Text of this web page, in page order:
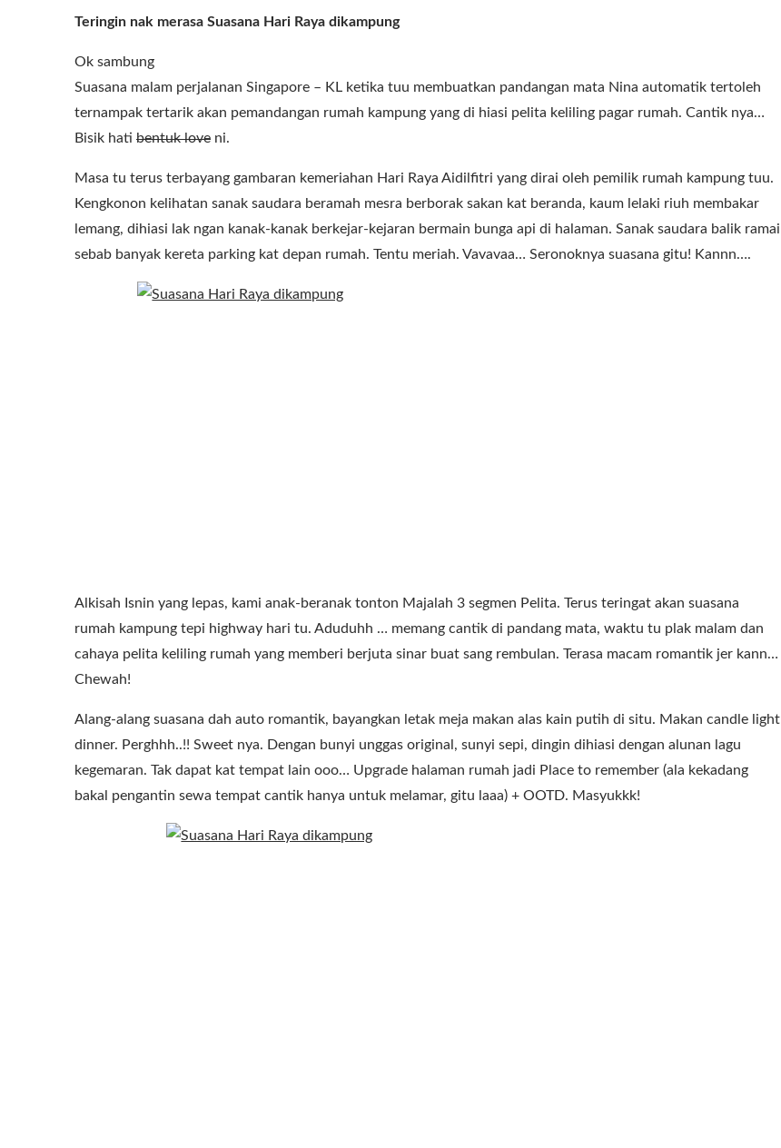
Teringin nak merasa Suasana Hari Raya dikampung
Ok sambung
Suasana malam perjalanan Singapore – KL ketika tuu membuatkan pandangan mata Nina automatik tertoleh
ternampak tertarik akan pemandangan rumah kampung yang di hiasi pelita keliling pagar rumah. Cantik nya…
Bisik hati bentuk love ni.
Masa tu terus terbayang gambaran kemeriahan Hari Raya Aidilfitri yang dirai oleh pemilik rumah kampung tuu.
Kengkonon kelihatan sanak saudara beramah mesra berborak sakan kat beranda, kaum lelaki riuh membakar
lemang, dihiasi lak ngan kanak-kanak berkejar-kejaran bermain bunga api di halaman. Sanak saudara balik ramai
sebab banyak kereta parking kat depan rumah. Tentu meriah. Vavavaa… Seronoknya suasana gitu! Kannn….
Alkisah Isnin yang lepas, kami anak-beranak tonton Majalah 3 segmen Pelita. Terus teringat akan suasana
rumah kampung tepi highway hari tu. Aduduhh … memang cantik di pandang mata, waktu tu plak malam dan
cahaya pelita keliling rumah yang memberi berjuta sinar buat sang rembulan. Terasa macam romantik jer kann…
Chewah!
Alang-alang suasana dah auto romantik, bayangkan letak meja makan alas kain putih di situ. Makan candle light
dinner. Perghhh..!! Sweet nya. Dengan bunyi unggas original, sunyi sepi, dingin dihiasi dengan alunan lagu
kegemaran. Tak dapat kat tempat lain ooo… Upgrade halaman rumah jadi Place to remember (ala kekadang
bakal pengantin sewa tempat cantik hanya untuk melamar, gitu laaa) + OOTD. Masyukkk!